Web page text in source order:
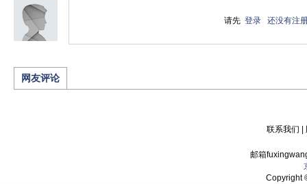
请先登录 还没有注
网友评论
联系我们
邮箱
Copyright